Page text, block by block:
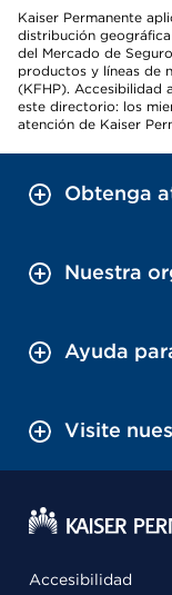
Kaiser Permanente
distribución
del Mercado de
productos y líneas de
(KFHP). Accesibilidad
este directorio: los
atención de Kaiser
Obtenga
Nuestra
Ayuda
Visite
Accesibilidad